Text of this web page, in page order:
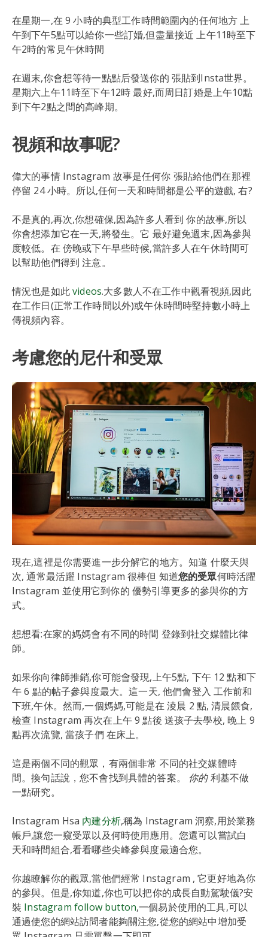
在星期一,在 9 小時的典型工作時間範圍內的任何地方 上
午到下午5點可以給你一些訂婚,但盡量接近 上午11時至下
午2時的常見午休時間
在週末,你會想等待一點點后發送你的 張貼到Insta世界。
星期六上午11時至下午12時 最好,而周日訂婚是上午10點
到下午2點之間的高峰期。
視頻和故事呢?
偉大的事情 Instagram 故事是任何你 張貼給他們在那裡
停留 24 小時。所以,任何一天和時間都是公平的遊戲, 右?
不是真的,再次,你想確保,因為許多人看到 你的故事,所以
你會想添加它在一天,將發生。它 最好避免週末,因為參與
度較低。在 傍晚或下午早些時候,當許多人在午休時間可
以幫助他們得到 注意。
情況也是如此videos.大多數人不在工作中觀看視頻,因此
在工作日(正常工作時間以外)或午休時間時堅持數小時上
傳視頻內容。
考慮您的尼什和受眾
現在,這裡是你需要進一步分解它的地方。知道 什麼天與
次, 通常最活躍 Instagram 很棒但 知道您的受眾何時活躍
Instagram 並使用它到你的 優勢引導更多的參與你的方
式。
想想看:在家的媽媽會有不同的時間 登錄到社交媒體比律
師。
如果你向律師推銷,你可能會發現,上午5點, 下午 12 點和下
午 6 點的帖子參與度最大。這一天, 他們會登入 工作前和
下班,午休。然而,一個媽媽,可能是在 淩晨 2 點, 清晨餵食,
檢查 Instagram 再次在上午 9 點後 送孩子去學校, 晚上 9
點再次流覽, 當孩子們 在床上。
這是兩個不同的觀眾，有兩個非常 不同的社交媒體時
間。換句話說，您不會找到具體的答案。 你的利基不做
一點研究。
Instagram Hsa 內建分析,稱為 Instagram 洞察,用於業務
帳戶,讓您一窺受眾以及何時使用應用。您還可以嘗試白
天和時間組合,看看哪些尖峰參與度最適合您。
你越瞭解你的觀眾,當他們經常 Instagram , 它更好地為你
的參與。但是,你知道,你也可以把你的成長自動駕駛儀?安
裝 Instagram follow button,一個易於使用的工具,可以
通過使您的網站訪問者能夠關注您,從您的網站中增加受